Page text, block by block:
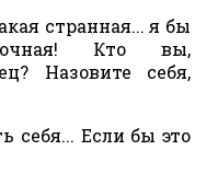
странная... я бы
Кто вы,
Назовите себя,
себя... Если бы это